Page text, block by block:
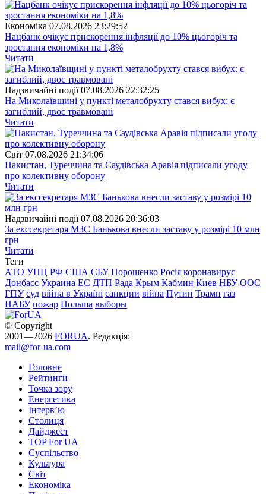
Економіка 07.08.2026 23:29:52
Нацбанк очікує прискорення інфляції до 10% цьогоріч та
зростання економіки на 1,8%
Читати
Надзвичайні події 07.08.2026 22:32:25
На Миколаївщині у пункті металобрухту стався вибух: є
загиблий, двоє травмовані
Читати
Свiт 07.08.2026 21:34:06
Пакистан, Туреччина та Саудівська Аравія підписали угоду
про колективну оборону
Читати
Надзвичайні події 07.08.2026 20:36:03
За екссекретаря МЗС Банькова внесли заставу у розмірі 10 млн
грн
Читати
Теги
АТО УПЦ РФ США СБУ Порошенко Росія коронавирус
Донбасс Украина ЕС ДТП Рада Крым Кабмин Киев НБУ ООС
ГПУ суд війна в Україні санкции війна Путин Трамп газ
НАБУ пожар Польша выборы
© Copyright
2001—2026 FORUA. Редакція:
mail@for-ua.com
Головне
Рейтинги
Точка зору
Енергетика
Інтерв’ю
Столиця
Дайджест
TOP For UA
Суспiльство
Культура
Світ
Економіка